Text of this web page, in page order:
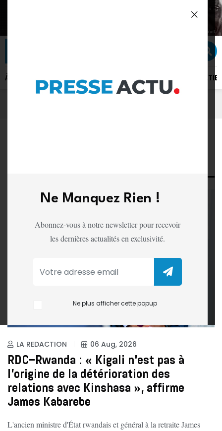
Ne Manquez Rien !
Abonnez-vous à notre newsletter pour recevoir
les dernières actualités en exclusivité.
Ne plus afficher cette popup
À LA UNE ACTUALITÉ POLITIQUE DIPLOMATIE
LA REDACTION 06 Aug, 2026
RDC–Rwanda : « Kigali n'est pas à
l'origine de la détérioration des
relations avec Kinshasa », affirme
James Kabarebe
L'ancien ministre d'État rwandais et général à la retraite James